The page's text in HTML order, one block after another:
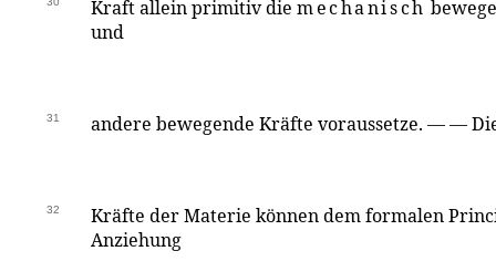
Kraft allein primitiv die mechanisch
und
31 andere bewegende Kräfte voraussetze. — —
32
Kräfte der Materie können dem formalen
Anziehung